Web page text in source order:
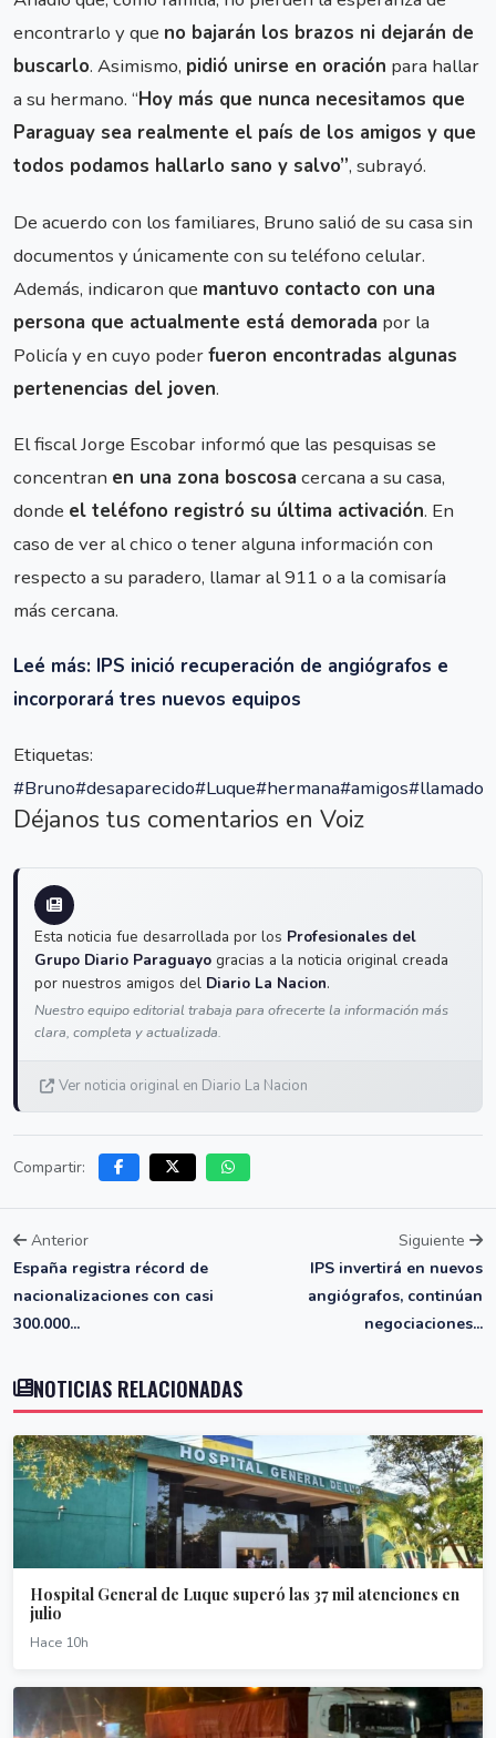
encontrarlo y que no bajarán los brazos ni dejarán de
buscarlo. Asimismo, pidió unirse en oración para hallar
a su hermano. “Hoy más que nunca necesitamos que
Paraguay sea realmente el país de los amigos y que
todos podamos hallarlo sano y salvo”, subrayó.
De acuerdo con los familiares, Bruno salió de su casa sin
documentos y únicamente con su teléfono celular.
Además, indicaron que mantuvo contacto con una
persona que actualmente está demorada por la
Policía y en cuyo poderfueron encontradas algunas
pertenencias del joven.
El fiscal Jorge Escobar informó que las pesquisas se
concentran en una zona boscosa cercana a su casa,
donde el teléfono registró su última activación. En
caso de ver al chico o tener alguna información con
respecto a su paradero, llamar al 911 o a la comisaría
más cercana.
Leé más: IPS inició recuperación de angiógrafos e
incorporará tres nuevos equipos
Etiquetas:
#Bruno#desaparecido#Luque#hermana#amigos#llamado
Déjanos tus comentarios en Voiz
Esta noticia fue desarrollada por los Profesionales del
Grupo Diario Paraguayo gracias a la noticia original creada
por nuestros amigos del Diario La Nacion.
Nuestro equipo editorial trabaja para ofrecerte la información más
clara, completa y actualizada.
Ver noticia original en Diario La Nacion
Compartir:
Anterior
España registra récord de
nacionalizaciones con casi
300.000...
Siguiente
IPS invertirá en nuevos
angiógrafos, continúan
negociaciones...
NOTICIAS RELACIONADAS
Hospital General de Luque superó las 37 mil atenciones en
julio
Hace 10h